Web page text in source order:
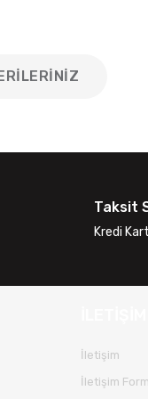
Taksit
Kredi
İletişim
İletişim